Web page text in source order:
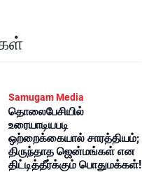
Samugam Media
தொலைபேசியில்
உரையாடியபடி
ஒற்றைக்கையால் சாரத்தியம்;
திருந்தாத ஜென்மங்கள் என
திட்டித்தீர்க்கும் பொதுமக்கள்!